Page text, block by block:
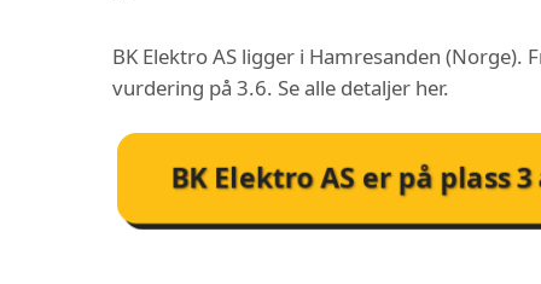
BK Elektro AS ligger i Hamresanden
vurdering på 3.6. Se alle detaljer her.
BK Elektro AS er på plass3